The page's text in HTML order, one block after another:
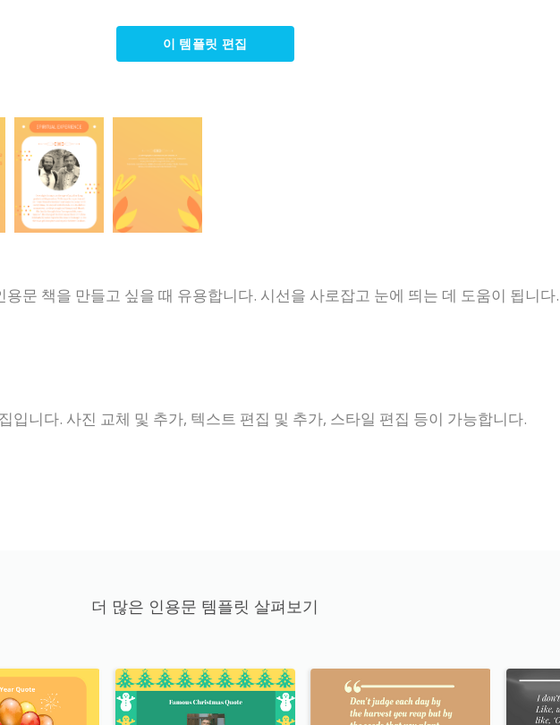
이 템플릿 편집
문 책을 만들고 싶을 때 유용합니다. 시선을 사로잡고 눈에 띄는 데 도움이 됩니다.
입니다. 사진 교체 및 추가, 텍스트 편집 및 추가, 스타일 편집 등이 가능합니다.
더 많은 인용문 템플릿 살펴보기